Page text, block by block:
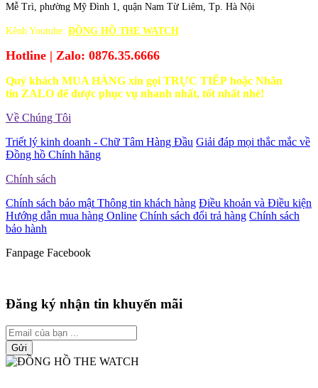
Mễ Trì, phường Mỹ Đình 1, quận Nam Từ Liêm, Tp. Hà Nội
Kênh Youtube: ĐỒNG HỒ THE WATCH
Hotline | Zalo: 0876.35.6666
Quý khách MUA HÀNG xin gọi TRỰC TIẾP hoặc Nhắn
tin ZALO để được phục vụ nhanh nhất, tốt nhất nhé!
Về Chúng Tôi
Triết lý kinh doanh - Chữ Tâm Hàng Đầu Giải đáp mọi thắc mắc về
Đồng hồ Chính hãng
Chính sách
Chính sách bảo mật Thông tin khách hàng Điều khoản và Điều kiện
Hướng dẫn mua hàng Online Chính sách đổi trả hàng Chính sách
bảo hành
Fanpage Facebook
Đăng ký nhận tin khuyến mãi
Gửi